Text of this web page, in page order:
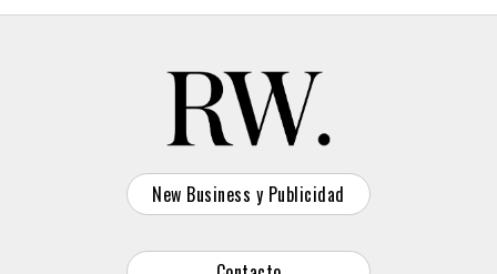
New Business y Publicidad